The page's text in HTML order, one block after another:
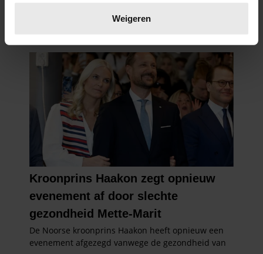
verwerkt en stel uw voorkeuren in het
intrekken in de Cookieverklaring.
We gebruiken cookies om content en advertenties te
personaliseren, om functies voor social media te bieden
en om ons websiteverkeer te analyseren. Ook delen we
informatie over uw gebruik van onze site met onze
partners voor social media, adverteren en analyse. Deze
partners kunnen deze gegevens combineren met andere
informatie die u aan ze heeft verstrekt of die ze hebben
gaat akkoord met onze cookies als u onze website blijft
gebruiken.
Weigeren